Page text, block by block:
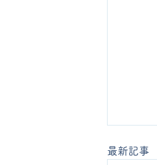
最新記事